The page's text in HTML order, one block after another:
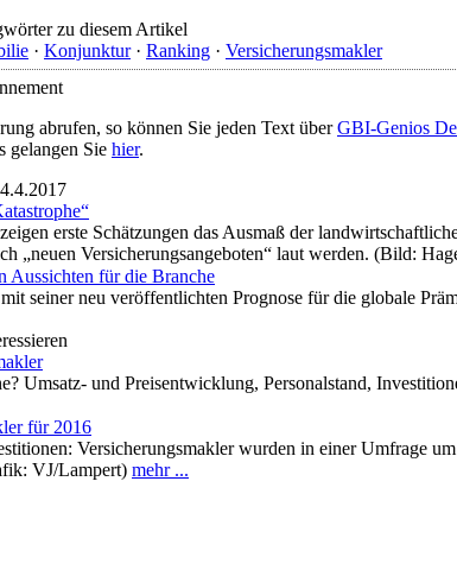
zu diesem Artikel
· Konjunktur· Ranking · Versicherungsmakler
abrufen, so können Sie jeden Text überGBI-Genios
gelangen Sie hier.
erste Schätzungen das Ausmaß der
„neuen Versicherungsangeboten“ laut werden. (Bild:
Aussichten für die Branche
seiner neu veröffentlichten Prognose für die globale
Umsatz- und Preisentwicklung, Personalstand,
für 2016
Versicherungsmakler wurden in einer Umfrage
VJ/Lampert) mehr ...